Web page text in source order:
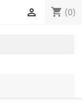
shopping_cart (0)
